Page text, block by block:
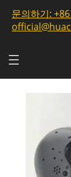
문의하기: